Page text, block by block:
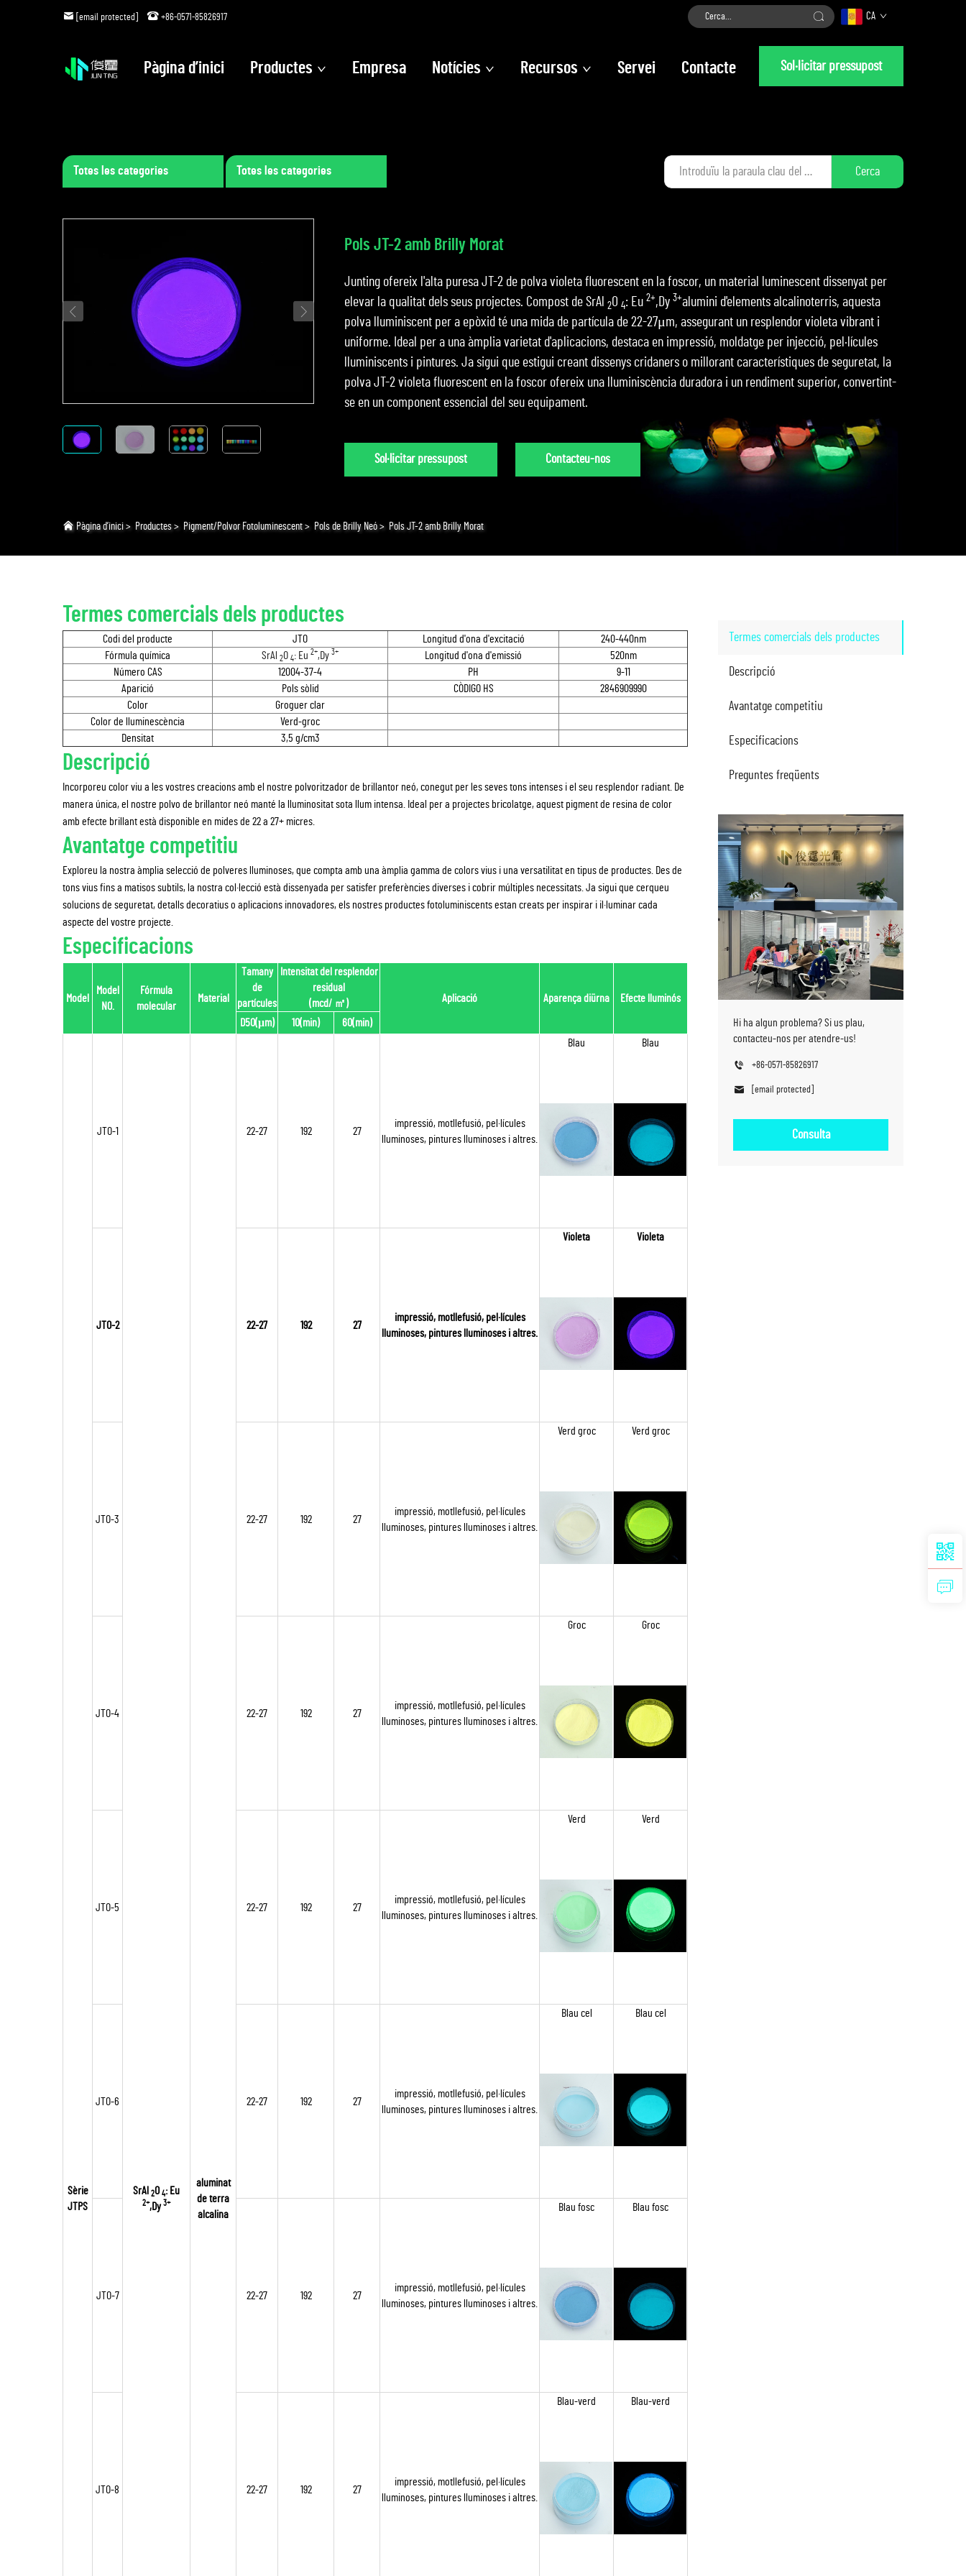
[email protected] +86-0571-85826917 CA
Pàgina d’inici Productes Empresa Notícies Recursos Servei Contacte Sol·licitar pressupost
Totes les categories Totes les categories Cerca
Pols JT-2 amb Brilly Morat
Junting ofereix l'alta puresa JT-2 de polva violeta fluorescent en la foscor, un material luminescent dissenyat per
elevar la qualitat dels seus projectes. Compost de SrAl 2O 4: Eu 2+,Dy 3+alumini d'elements alcalinoterris, aquesta
polva lluminiscent per a epòxid té una mida de partícula de 22-27μm, assegurant un resplendor violeta vibrant i
uniforme. Ideal per a una àmplia varietat d'aplicacions, destaca en impressió, moldatge per injecció, pel·lícules
lluminiscents i pintures. Ja sigui que estigui creant dissenys cridaners o millorant característiques de seguretat, la
polva JT-2 violeta fluorescent en la foscor ofereix una lluminiscència duradora i un rendiment superior, convertint-
se en un component essencial del seu equipament.
Sol·licitar pressupost Contacteu-nos
Pàgina d’inici > Productes > Pigment/Polvor Fotoluminescent > Pols de Brilly Neó > Pols JT-2 amb Brilly Morat
Termes comercials dels productes
Descripció
Avantatge competitiu
Especificacions
Preguntes freqüents
Hi ha algun problema? Si us plau,
contacteu-nos per atendre-us!
+86-0571-85826917
[email protected]
Consulta
Termes comercials dels productes
Codi del producte JTO Longitud d'ona d'excitació
240-440nm
Fórmula química
SrAl 2O 4: Eu 2+,Dy 3+ Longitud d'ona d'emissió
520nm
Número CAS
12004-37-4 PH
9-11
Aparició
Pols sòlid CÒDIGO HS
2846909990
Color
Groguer clar
Color de lluminescència
Verd-groc
Densitat
3,5 g/cm3
Descripció
Incorporeu color viu a les vostres creacions amb el nostre polvoritzador de brillantor neó, conegut per les seves tons intenses i el seu resplendor radiant. De
manera única, el nostre polvo de brillantor neó manté la lluminositat sota llum intensa. Ideal per a projectes bricolatge, aquest pigment de resina de color
amb efecte brillant està disponible en mides de 22 a 27+ micres.
Avantatge competitiu
Exploreu la nostra àmplia selecció de polveres lluminoses, que compta amb una àmplia gamma de colors vius i una versatilitat en tipus de productes. Des de
tons vius fins a matisos subtils, la nostra col·lecció està dissenyada per satisfer preferències diverses i cobrir múltiples necessitats. Ja sigui que cerqueu
solucions de seguretat, detalls decoratius o aplicacions innovadores, els nostres productes fotoluminiscents estan creats per inspirar i il·luminar cada
aspecte del vostre projecte.
Especificacions
Model
Model
NO.
Fórmula
molecular
Material
Tamany
de
partícules
Intensitat del resplendor
residual
(mcd/ ㎡) Aplicació Aparença diürna Efecte lluminós
D50(μm) 10(min) 60(min)
Sèrie
JTPS
JTO-1
SrAl 2O 4: Eu
2+,Dy 3+
aluminat
de terra
alcalina
22-27 192 27
impressió, motllefusió, pel·lícules
lluminoses, pintures lluminoses i altres.
Blau Blau
JTO-2 22-27 192 27
impressió, motllefusió, pel·lícules
lluminoses, pintures lluminoses i altres.
Violeta Violeta
JTO-3 22-27 192 27
impressió, motllefusió, pel·lícules
lluminoses, pintures lluminoses i altres.
Verd groc Verd groc
JTO-4 22-27 192 27
impressió, motllefusió, pel·lícules
lluminoses, pintures lluminoses i altres.
Groc Groc
JTO-5 22-27 192 27
impressió, motllefusió, pel·lícules
lluminoses, pintures lluminoses i altres.
Verd Verd
JTO-6 22-27 192 27
impressió, motllefusió, pel·lícules
lluminoses, pintures lluminoses i altres.
Blau cel Blau cel
JTO-7 22-27 192 27
impressió, motllefusió, pel·lícules
lluminoses, pintures lluminoses i altres.
Blau fosc Blau fosc
JTO-8 22-27 192 27
impressió, motllefusió, pel·lícules
lluminoses, pintures lluminoses i altres.
Blau-verd Blau-verd